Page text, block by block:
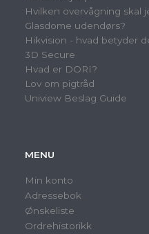
Hvilken overvågning skal
Glasdome udendørs?
Hikvision - hvad betyder
3D Secure
Hvad er DORI?
Lov om pigtråd
Uniview Beslag Guide
MENU
Min konto
Adressebok
Ønskeliste
Ordrehistorikk